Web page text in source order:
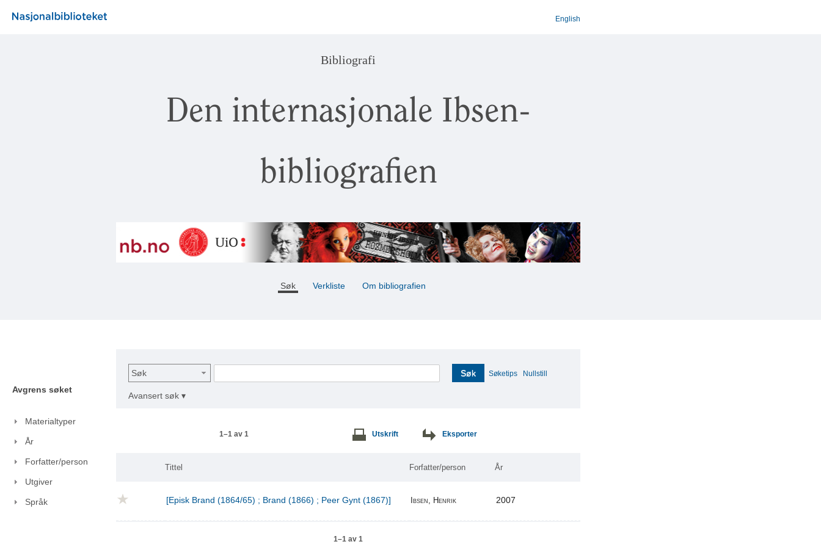
English
Bibliografi
Den internasjonale Ibsen-
bibliografien
Søk Verkliste Om bibliografien
Avgrens søket
Materialtyper
År
Forfatter/person
Utgiver
Språk
Søk Søk Søketips Nullstill
Avansert søk ▾
1–1 av 1 Utskrift Eksporter
Tittel Forfatter/person År
[Episk Brand (1864/65) ; Brand (1866) ; Peer Gynt (1867)] Ibsen, Henrik 2007
1–1 av 1